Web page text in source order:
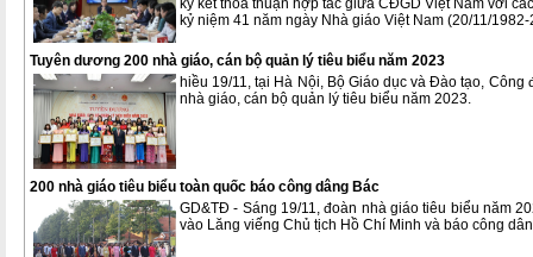
ký kết thỏa thuận hợp tác giữa CĐGD Việt Nam với
kỷ niệm 41 năm ngày Nhà giáo Việt Nam (20/11/
Tuyên dương 200 nhà giáo, cán bộ quản lý tiêu biểu năm 2023
hiều 19/11, tại Hà Nội, Bộ Giáo dục và Đào tạo,
nhà giáo, cán bộ quản lý tiêu biểu năm 2023.
200 nhà giáo tiêu biểu toàn quốc báo công dâng Bác
GD&TĐ - Sáng 19/11, đoàn nhà giáo tiêu biểu năm
vào Lăng viếng Chủ tịch Hồ Chí Minh và báo công